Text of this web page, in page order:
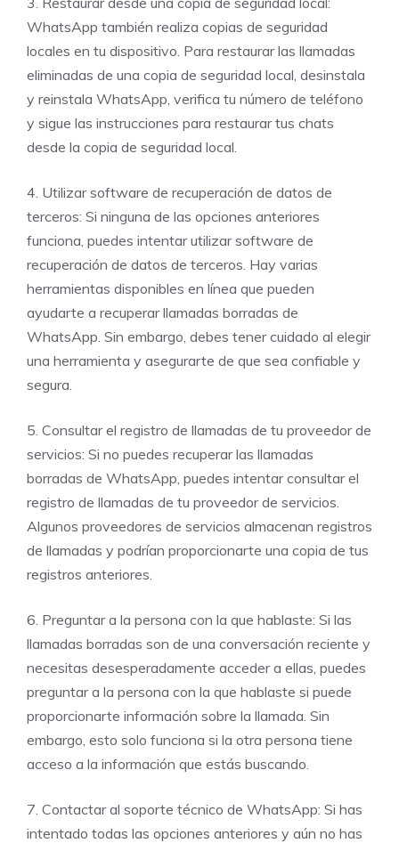
WhatsApp también realiza copias de seguridad
locales en tu dispositivo. Para restaurar las llamadas
eliminadas de una copia de seguridad local, desinstala
y reinstala WhatsApp, verifica tu número de teléfono
y sigue las instrucciones para restaurar tus chats
desde la copia de seguridad local.
4. Utilizar software de recuperación de datos de
terceros: Si ninguna de las opciones anteriores
funciona, puedes intentar utilizar software de
recuperación de datos de terceros. Hay varias
herramientas disponibles en línea que pueden
ayudarte a recuperar llamadas borradas de
WhatsApp. Sin embargo, debes tener cuidado al elegir
una herramienta y asegurarte de que sea confiable y
segura.
5. Consultar el registro de llamadas de tu proveedor de
servicios: Si no puedes recuperar las llamadas
borradas de WhatsApp, puedes intentar consultar el
registro de llamadas de tu proveedor de servicios.
Algunos proveedores de servicios almacenan registros
de llamadas y podrían proporcionarte una copia de tus
registros anteriores.
6. Preguntar a la persona con la que hablaste: Si las
llamadas borradas son de una conversación reciente y
necesitas desesperadamente acceder a ellas, puedes
preguntar a la persona con la que hablaste si puede
proporcionarte información sobre la llamada. Sin
embargo, esto solo funciona si la otra persona tiene
acceso a la información que estás buscando.
7. Contactar al soporte técnico de WhatsApp: Si has
intentado todas las opciones anteriores y aún no has